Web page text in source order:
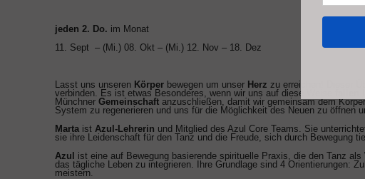
jeden 2. Do. im Monat
11. Sept – (Mi.) 08. Okt – (Mi.) 12. Nov – 18. Dez
Lasst uns unseren Körper bewegen um unser Herz zu erreichen! Dieser
verbinden. Es ist etwas Besonderes, wenn wir uns auf diese Weise
MünchnerGemeinschaft anzuschließen, damit wir gemeinsam dem
System zu regenerieren und uns für die Möglichkeit des Neuen zu öffnen
Marta istAzul-Lehrerin und Mitglied des Azul Core Teams. Sie
sie ihre Leidenschaft für den Tanz und die Freude, sich durch Bewegung
Azul
ist eine auf Bewegung basierende spirituelle Praxis, die den Tanz
das tägliche Leben zu integrieren. Ihre Grundlage sind 4 Orientierungen:
meistern.